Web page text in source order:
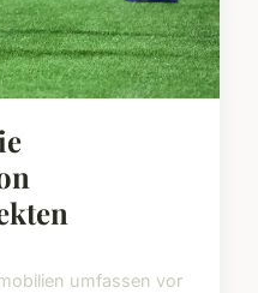
umfassen vor